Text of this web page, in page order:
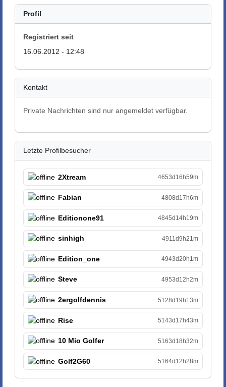
Profil
Registriert seit
16.06.2012 - 12:48
Kontakt
Private Nachrichten sind nur angemeldet verfügbar.
Letzte Profilbesucher
2Xtream 4653d16h59m
Fabian 4808d17h6m
Editionone91 4845d14h19m
sinhigh 4911d9h21m
Edition_one 4943d20h1m
Steve 4953d12h2m
2ergolfdennis 5128d19h13m
Rise 5143d17h43m
10 Mio Golfer 5163d18h32m
Golf2G60 5164d12h28m